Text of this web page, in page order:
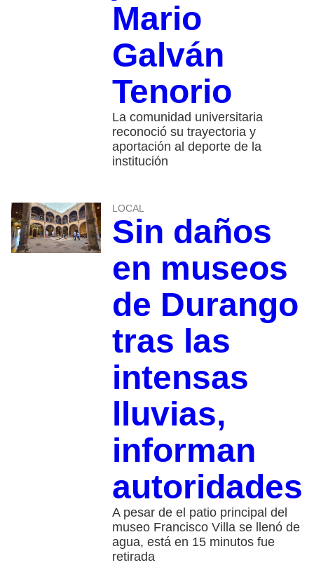
Mario
Galván
Tenorio
La comunidad universitaria
reconoció su trayectoria y
aportación al deporte de la
institución
LOCAL
Sin daños
en museos
de Durango
tras las
intensas
lluvias,
informan
autoridades
A pesar de el patio principal del
museo Francisco Villa se llenó de
agua, está en 15 minutos fue
retirada